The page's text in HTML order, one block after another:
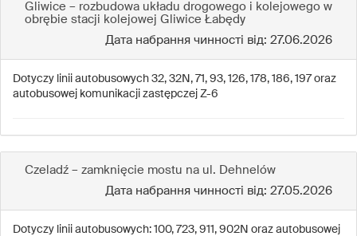
Gliwice – rozbudowa układu drogowego i kolejowego w
obrębie stacji kolejowej Gliwice Łabędy
Дата набрання чинності від: 27.06.2026
Dotyczy linii autobusowych 32, 32N, 71, 93, 126, 178, 186, 197 oraz
autobusowej komunikacji zastępczej Z-6
Czeladź – zamknięcie mostu na ul. Dehnelów
Дата набрання чинності від: 27.05.2026
Dotyczy linii autobusowych: 100, 723, 911, 902N oraz autobusowej